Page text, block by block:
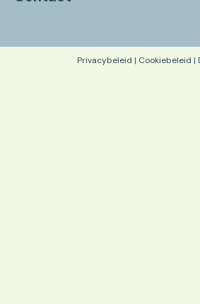
Privacybeleid | Cookiebeleid |